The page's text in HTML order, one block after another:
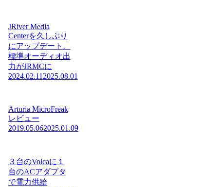
JRiver Media
Centerを久しぶり
にアップデート、
標準オーディオ出
力がJRMCに
2024.02.112025.08.01
Arturia MicroFreak
レビュー
2019.05.062025.01.09
３台のVolcaに１
台のACアダプタ
で電力供給